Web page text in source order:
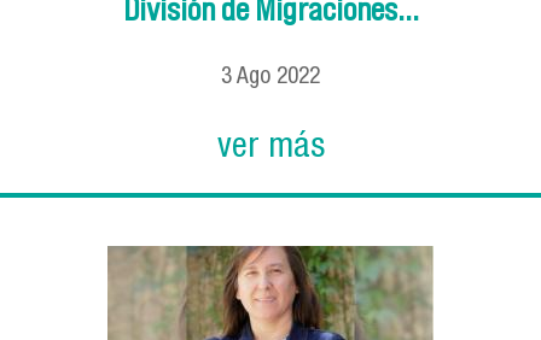
División de Migraciones...
3 Ago 2022
ver más